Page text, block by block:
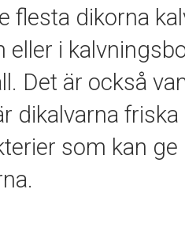
flesta dikorna
eller i
Det är också
dikalvarna
som kan